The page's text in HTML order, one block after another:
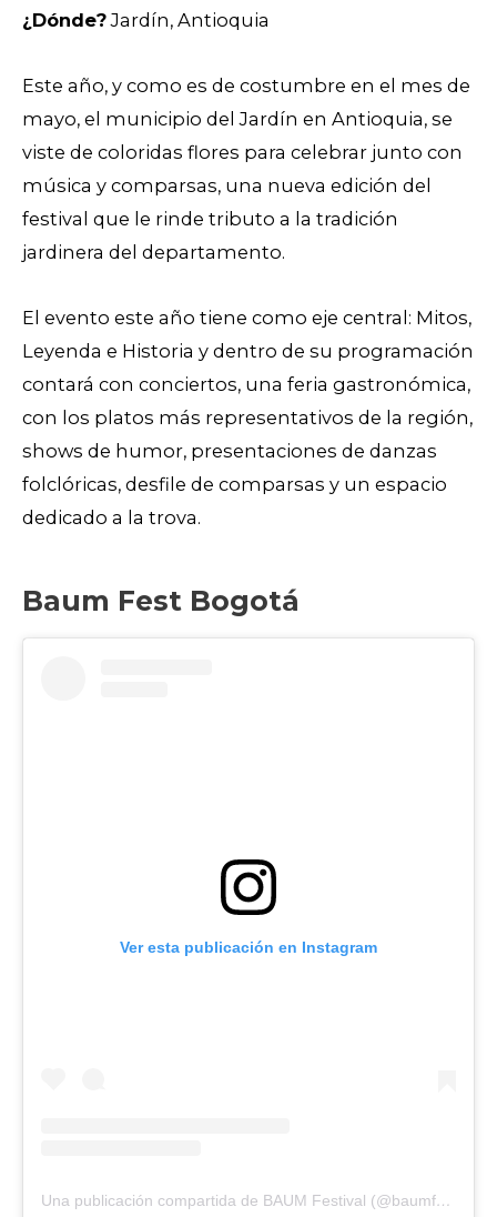
¿Dónde?Jardín, Antioquia
Este año, y como es de costumbre en el mes de
mayo, el municipio del Jardín en Antioquia, se
viste de coloridas flores para celebrar junto con
música y comparsas, una nueva edición del
festival que le rinde tributo a la tradición
jardinera del departamento.
El evento este año tiene como eje central: Mitos,
Leyenda e Historia y dentro de su programación
contará con conciertos, una feria gastronómica,
con los platos más representativos de la región,
shows de humor, presentaciones de danzas
folclóricas, desfile de comparsas y un espacio
dedicado a la trova.
Baum Fest Bogotá
Ver esta publicación en Instagram
Una publicación compartida de BAUM Festival (@baumfestival)